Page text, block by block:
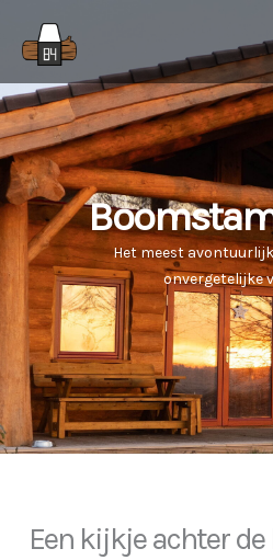
naar
inhoud
Het meest
onvergetelijke
Een kijkje achter